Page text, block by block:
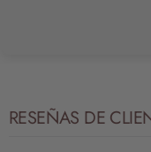
RESEÑAS DE